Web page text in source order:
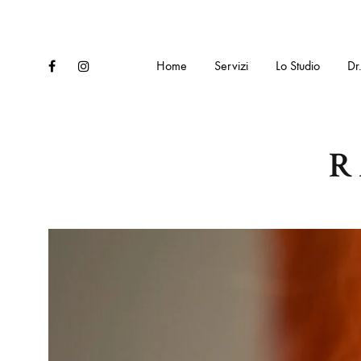
FacebookInstagram Home Servizi Lo Studio